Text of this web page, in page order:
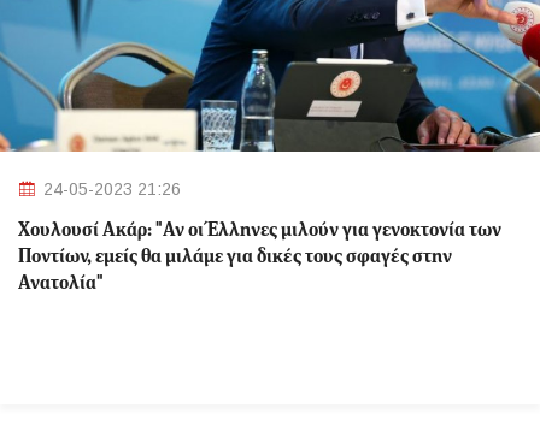
24-05-2023 21:26
Χουλουσί Ακάρ: "Αν οι Έλληνες μιλούν για γενοκτονία των
Ποντίων, εμείς θα μιλάμε για δικές τους σφαγές στην
Ανατολία"